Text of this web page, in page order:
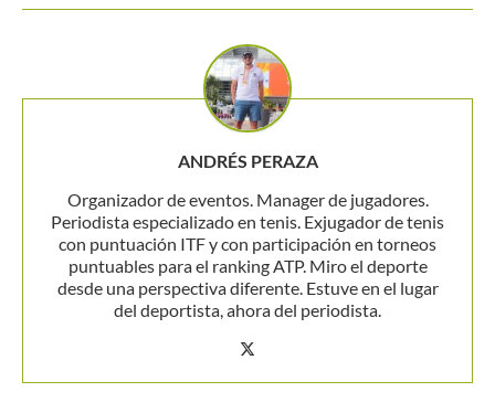
ANDRÉS PERAZA
Organizador de eventos. Manager de jugadores.
Periodista especializado en tenis. Exjugador de tenis
con puntuación ITF y con participación en torneos
puntuables para el ranking ATP. Miro el deporte
desde una perspectiva diferente. Estuve en el lugar
del deportista, ahora del periodista.